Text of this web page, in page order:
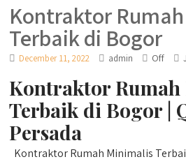
Kontraktor
Terbaik di Bogor
December 11, 2022 admin Off
Kontraktor
Terbaik di Bogor |
Persada
Kontraktor Rumah Minimalis